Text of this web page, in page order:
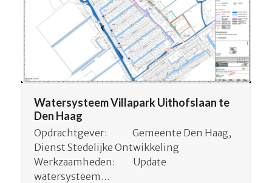
Watersysteem Villapark Uithofslaan te
Den Haag
Opdrachtgever: Gemeente Den Haag,
Dienst Stedelijke Ontwikkeling
Werkzaamheden: Update
watersysteem…